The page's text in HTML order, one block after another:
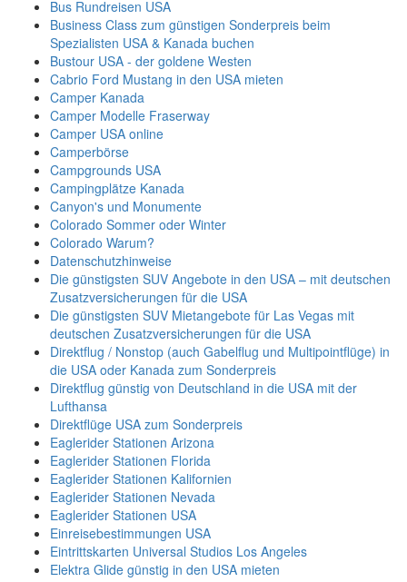
Bus Rundreisen USA
Business Class zum günstigen Sonderpreis beim
Spezialisten USA & Kanada buchen
Bustour USA - der goldene Westen
Cabrio Ford Mustang in den USA mieten
Camper Kanada
Camper Modelle Fraserway
Camper USA online
Camperbörse
Campgrounds USA
Campingplätze Kanada
Canyon's und Monumente
Colorado Sommer oder Winter
Colorado Warum?
Datenschutzhinweise
Die günstigsten SUV Angebote in den USA – mit deutschen
Zusatzversicherungen für die USA
Die günstigsten SUV Mietangebote für Las Vegas mit
deutschen Zusatzversicherungen für die USA
Direktflug / Nonstop (auch Gabelflug und Multipointflüge) in
die USA oder Kanada zum Sonderpreis
Direktflug günstig von Deutschland in die USA mit der
Lufthansa
Direktflüge USA zum Sonderpreis
Eaglerider Stationen Arizona
Eaglerider Stationen Florida
Eaglerider Stationen Kalifornien
Eaglerider Stationen Nevada
Eaglerider Stationen USA
Einreisebestimmungen USA
Eintrittskarten Universal Studios Los Angeles
Elektra Glide günstig in den USA mieten